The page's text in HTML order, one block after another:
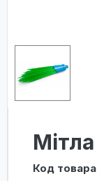
Код